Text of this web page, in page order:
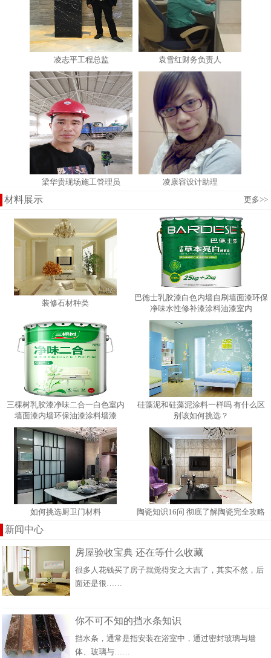
凌志平工程总监 袁雪红财务负责人
梁华贵现场施工管理员 凌康容设计助理
材料展示 更多>>
装修石材种类
巴德士乳胶漆白色内墙自刷墙面漆环保
净味水性修补漆涂料油漆室内
三棵树乳胶漆净味二合一白色室内
墙面漆内墙环保油漆涂料墙漆
硅藻泥和硅藻泥涂料一样吗 有什​么区
别该如何挑选？
如何挑选厨卫门材料 陶瓷知识16问 彻底了解陶瓷完全攻略
新闻中心
房屋验收宝典 还在等什么收藏
很多人花钱买了房子就觉得安之大吉了，其实不然，后
面还是很……
你不可不知的挡水条知识
挡水条，通常是指安装在浴室中，通过密封玻璃与墙
体、玻璃与……